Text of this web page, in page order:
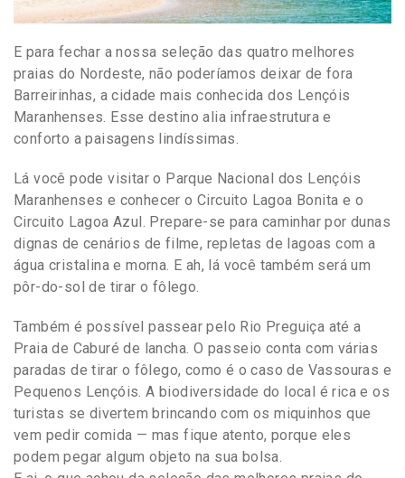
E para fechar a nossa seleção das quatro melhores
praias do Nordeste, não poderíamos deixar de fora
Barreirinhas, a cidade mais conhecida dos Lençóis
Maranhenses. Esse destino alia infraestrutura e
conforto a paisagens lindíssimas.
Lá você pode visitar o Parque Nacional dos Lençóis
Maranhenses e conhecer o Circuito Lagoa Bonita e o
Circuito Lagoa Azul. Prepare-se para caminhar por dunas
dignas de cenários de filme, repletas de lagoas com a
água cristalina e morna. E ah, lá você também será um
pôr-do-sol de tirar o fôlego.
Também é possível passear pelo Rio Preguiça até a
Praia de Caburé de lancha. O passeio conta com várias
paradas de tirar o fôlego, como é o caso de Vassouras e
Pequenos Lençóis. A biodiversidade do local é rica e os
turistas se divertem brincando com os miquinhos que
vem pedir comida — mas fique atento, porque eles
podem pegar algum objeto na sua bolsa.